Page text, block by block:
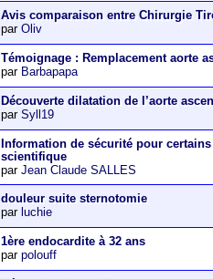
Avis comparaison entre Chirurgie
parOliv
Témoignage : Remplacement aorte
par Barbapapa
Découverte dilatation de l’aorte
parSyll19
Information de sécurité pour
scientifique
parJean Claude SALLES
douleur suite sternotomie
par luchie
1ère endocardite à 32 ans
parpolouff